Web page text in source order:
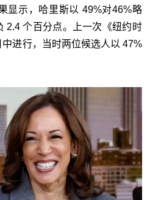
显示，哈里斯以 49%对46%略
2.4 个百分点。上一次《纽约时
进行，当时两位候选人以 47%